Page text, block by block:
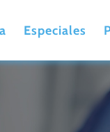
Especiales